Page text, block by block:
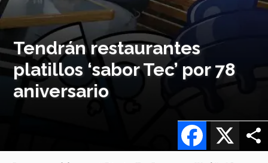
Tendrán restaurantes
platillos ‘sabor Tec’ por 78
aniversario
X
Facebook